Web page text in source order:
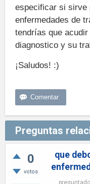
especificar si sirve
enfermedades de
tendrías que
diagnostico y su
¡Saludos! :)
Preguntas
0
votos
que
preguntado